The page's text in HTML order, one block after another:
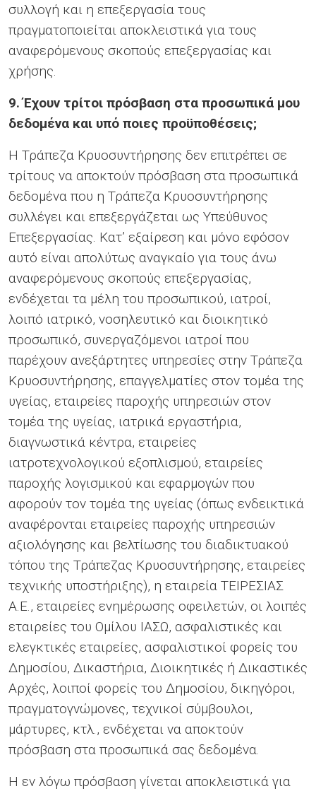
συλλογή και η επεξεργασία τους
πραγματοποιείται αποκλειστικά για τους
αναφερόμενους σκοπούς επεξεργασίας και
χρήσης.
9. Έχουν τρίτοι πρόσβαση στα προσωπικά μου
δεδομένα και υπό ποιες προϋποθέσεις;
Η Τράπεζα Κρυοσυντήρησης δεν επιτρέπει σε
τρίτους να αποκτούν πρόσβαση στα προσωπικά
δεδομένα που η Τράπεζα Κρυοσυντήρησης
συλλέγει και επεξεργάζεται ως Υπεύθυνος
Επεξεργασίας. Κατ’ εξαίρεση και μόνο εφόσον
αυτό είναι απολύτως αναγκαίο για τους άνω
αναφερόμενους σκοπούς επεξεργασίας,
ενδέχεται τα μέλη του προσωπικού, ιατροί,
λοιπό ιατρικό, νοσηλευτικό και διοικητικό
προσωπικό, συνεργαζόμενοι ιατροί που
παρέχουν ανεξάρτητες υπηρεσίες στην Τράπεζα
Κρυοσυντήρησης, επαγγελματίες στον τομέα της
υγείας, εταιρείες παροχής υπηρεσιών στον
τομέα της υγείας, ιατρικά εργαστήρια,
διαγνωστικά κέντρα, εταιρείες
ιατροτεχνολογικού εξοπλισμού, εταιρείες
παροχής λογισμικού και εφαρμογών που
αφορούν τον τομέα της υγείας (όπως ενδεικτικά
αναφέρονται εταιρείες παροχής υπηρεσιών
αξιολόγησης και βελτίωσης του διαδικτυακού
τόπου της Τράπεζας Κρυοσυντήρησης, εταιρείες
τεχνικής υποστήριξης), η εταιρεία ΤΕΙΡΕΣΙΑΣ
Α.Ε., εταιρείες ενημέρωσης οφειλετών, οι λοιπές
εταιρείες του Ομίλου ΙΑΣΩ, ασφαλιστικές και
ελεγκτικές εταιρείες, ασφαλιστικοί φορείς του
Δημοσίου, Δικαστήρια, Διοικητικές ή Δικαστικές
Αρχές, λοιποί φορείς του Δημοσίου, δικηγόροι,
πραγματογνώμονες, τεχνικοί σύμβουλοι,
μάρτυρες, κτλ., ενδέχεται να αποκτούν
πρόσβαση στα προσωπικά σας δεδομένα.
Η εν λόγω πρόσβαση γίνεται αποκλειστικά για